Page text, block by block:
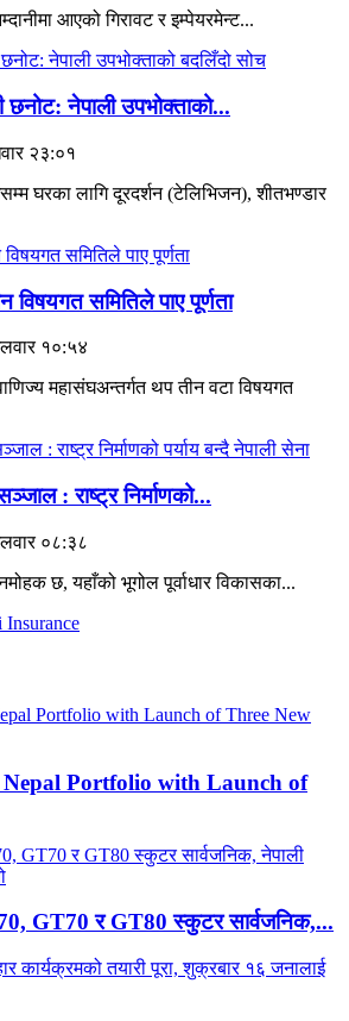
आएको गिरावट र इम्पेयरमेन्ट...
छनोट: नेपाली उपभोक्ताको...
२३:०१
घरका लागि दूरदर्शन (टेलिभिजन), शीतभण्डार
विषयगत समितिले पाए पूर्णता
१०:५४
महासंघअन्तर्गत थप तीन वटा विषयगत
: राष्ट्र निर्माणको...
०८:३८
छ, यहाँको भूगोल पूर्वाधार विकासका...
Portfolio with Launch of
GT70 र GT80 स्कुटर सार्वजनिक,...